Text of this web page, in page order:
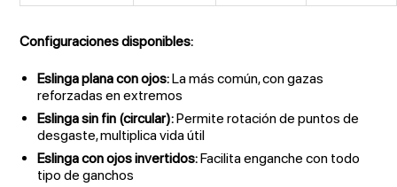
Configuraciones disponibles:
Eslinga plana con ojos:La más común, con gazas
reforzadas en extremos
Eslinga sin fin (circular):Permite rotación de puntos de
desgaste, multiplica vida útil
Eslinga con ojos invertidos:Facilita enganche con todo
tipo de ganchos